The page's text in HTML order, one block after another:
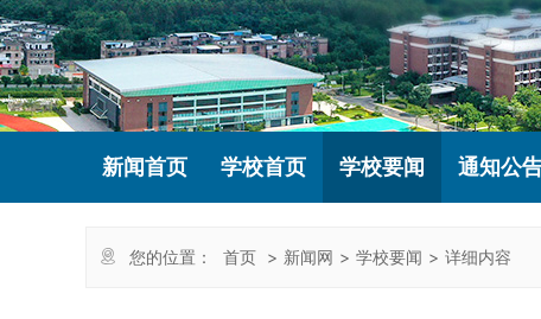
新闻首页 学校首页 学校要闻 通知公
您的位置： 首页 > 新闻网 > 学校要闻 > 详细内容